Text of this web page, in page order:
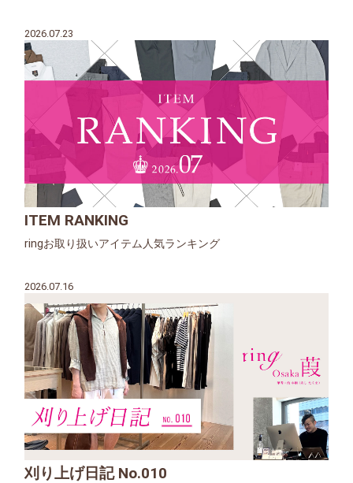
2026.07.23
ITEM RANKING
ringお取り扱いアイテム人気ランキング
2026.07.16
刈り上げ日記 No.010